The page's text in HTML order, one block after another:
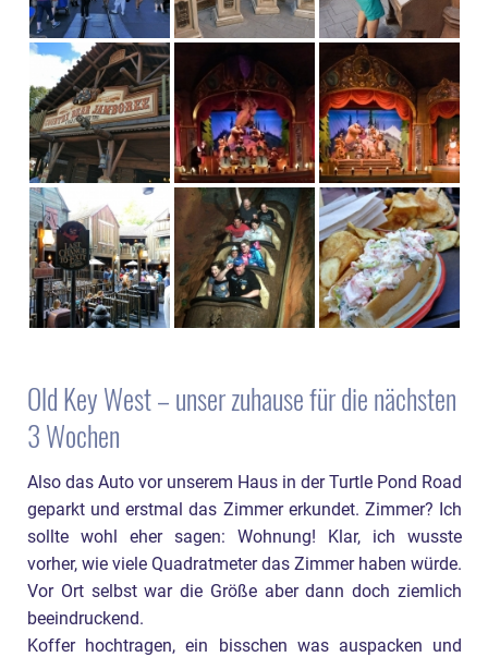
Old Key West – unser zuhause für die nächsten
3 Wochen
Also das Auto vor unserem Haus in der Turtle Pond Road
geparkt und erstmal das Zimmer erkundet. Zimmer? Ich
sollte wohl eher sagen: Wohnung! Klar, ich wusste
vorher, wie viele Quadratmeter das Zimmer haben würde.
Vor Ort selbst war die Größe aber dann doch ziemlich
beeindruckend.
Koffer hochtragen, ein bisschen was auspacken und